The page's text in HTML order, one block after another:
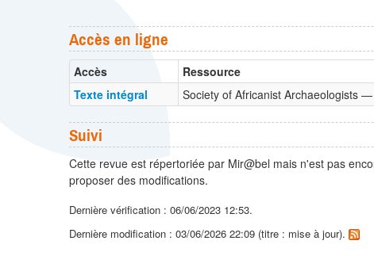
Accès en ligne
Accès Ressource
Texte intégral
Society of Africanist Archaeologists
Suivi
Cette revue est répertoriée par Mir@bel mais n'est pas
proposer des modifications.
Dernière vérification : 06/06/2023 12:53.
Dernière modification : 03/06/2026 22:09 (titre : mise à jour).